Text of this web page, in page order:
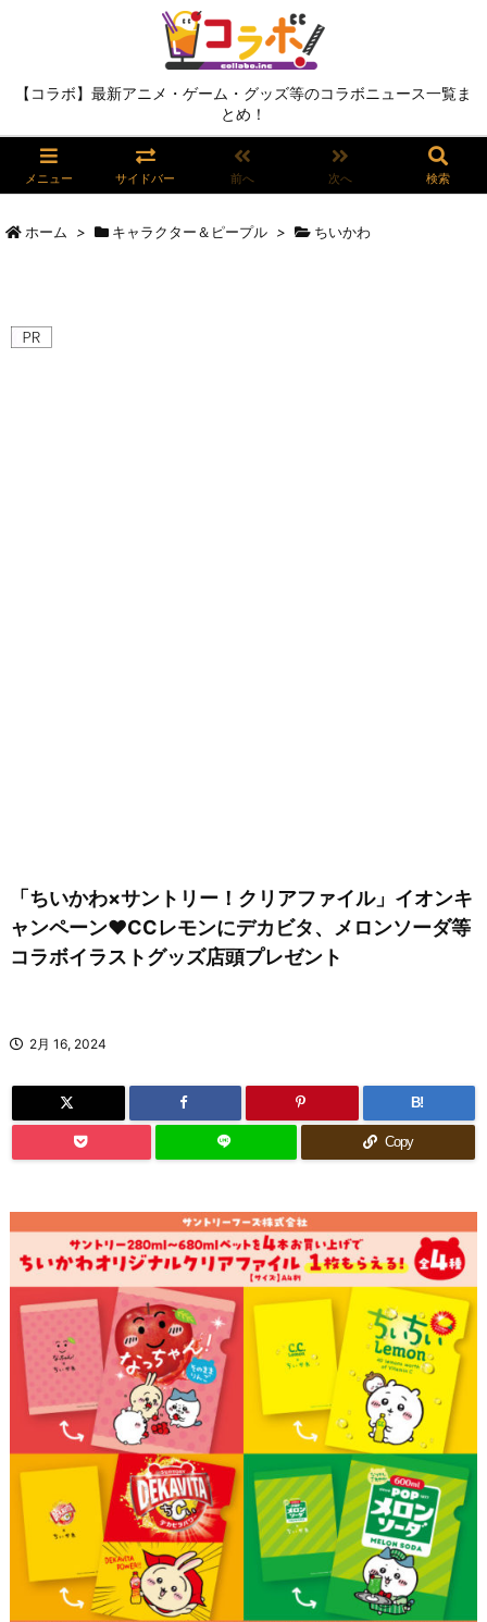
【コラボ】最新アニメ・ゲーム・グッズ等のコラボニュース一覧ま
とめ！
メニュー サイドバー 前へ 次へ 検索
ホーム > キャラクター＆ピープル > ちいかわ
「ちいかわ×サントリー！クリアファイル」イオンキ
ャンペーン♥CCレモンにデカビタ、メロンソーダ等
コラボイラストグッズ店頭プレゼント
2月 16, 2024
B!
Copy